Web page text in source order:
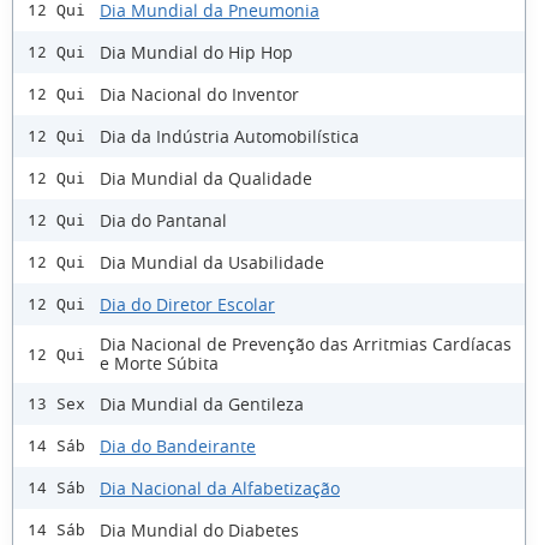
12 Qui Dia Mundial da Pneumonia
12 Qui Dia Mundial do Hip Hop
12 Qui Dia Nacional do Inventor
12 Qui Dia da Indústria Automobilística
12 Qui Dia Mundial da Qualidade
12 Qui Dia do Pantanal
12 Qui Dia Mundial da Usabilidade
12 Qui Dia do Diretor Escolar
12 Qui
Dia Nacional de Prevenção das Arritmias Cardíacas
e Morte Súbita
13 Sex Dia Mundial da Gentileza
14 Sáb Dia do Bandeirante
14 Sáb Dia Nacional da Alfabetização
14 Sáb Dia Mundial do Diabetes